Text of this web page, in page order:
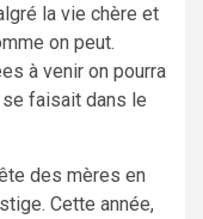
la vie chère et
on peut.
à venir on pourra
faisait dans le
des mères en
Cette année,